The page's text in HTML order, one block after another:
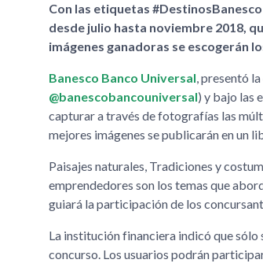
Con las etiquetas
desde julio hasta noviembre 2018,
imágenes ganadoras se escogerán
Banesco Banco Universal, presentó
@banescobancouniversal) y bajo las
capturar a través de fotografías las
mejores imágenes se publicarán en un
Paisajes naturales, Tradiciones y
emprendedores son los temas que
guiará la participación de los
La institución financiera indicó que
concurso. Los usuarios podrán